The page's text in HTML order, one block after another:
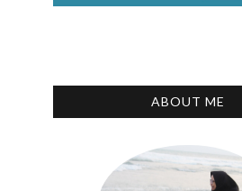
ABOUT ME